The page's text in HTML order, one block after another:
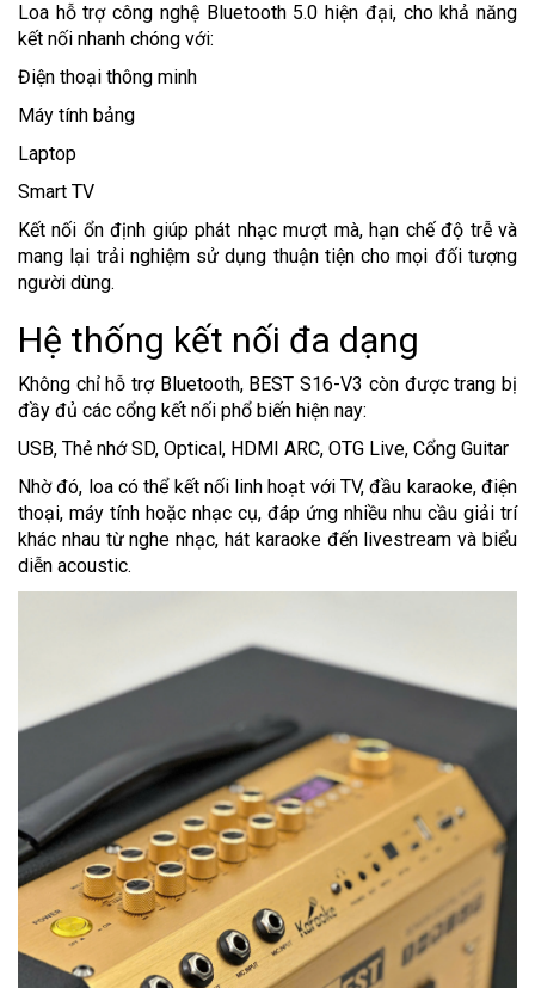
Loa hỗ trợ công nghệ Bluetooth 5.0 hiện đại, cho khả năng
kết nối nhanh chóng với:
Điện thoại thông minh
Máy tính bảng
Laptop
Smart TV
Kết nối ổn định giúp phát nhạc mượt mà, hạn chế độ trễ và
mang lại trải nghiệm sử dụng thuận tiện cho mọi đối tượng
người dùng.
Hệ thống kết nối đa dạng
Không chỉ hỗ trợ Bluetooth, BEST S16-V3 còn được trang bị
đầy đủ các cổng kết nối phổ biến hiện nay:
USB, Thẻ nhớ SD, Optical, HDMI ARC, OTG Live, Cổng Guitar
Nhờ đó, loa có thể kết nối linh hoạt với TV, đầu karaoke, điện
thoại, máy tính hoặc nhạc cụ, đáp ứng nhiều nhu cầu giải trí
khác nhau từ nghe nhạc, hát karaoke đến livestream và biểu
diễn acoustic.